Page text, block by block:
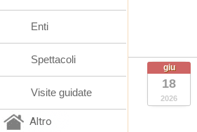
giu
18
2026
Enti
Spettacoli
Visite guidate
Altro